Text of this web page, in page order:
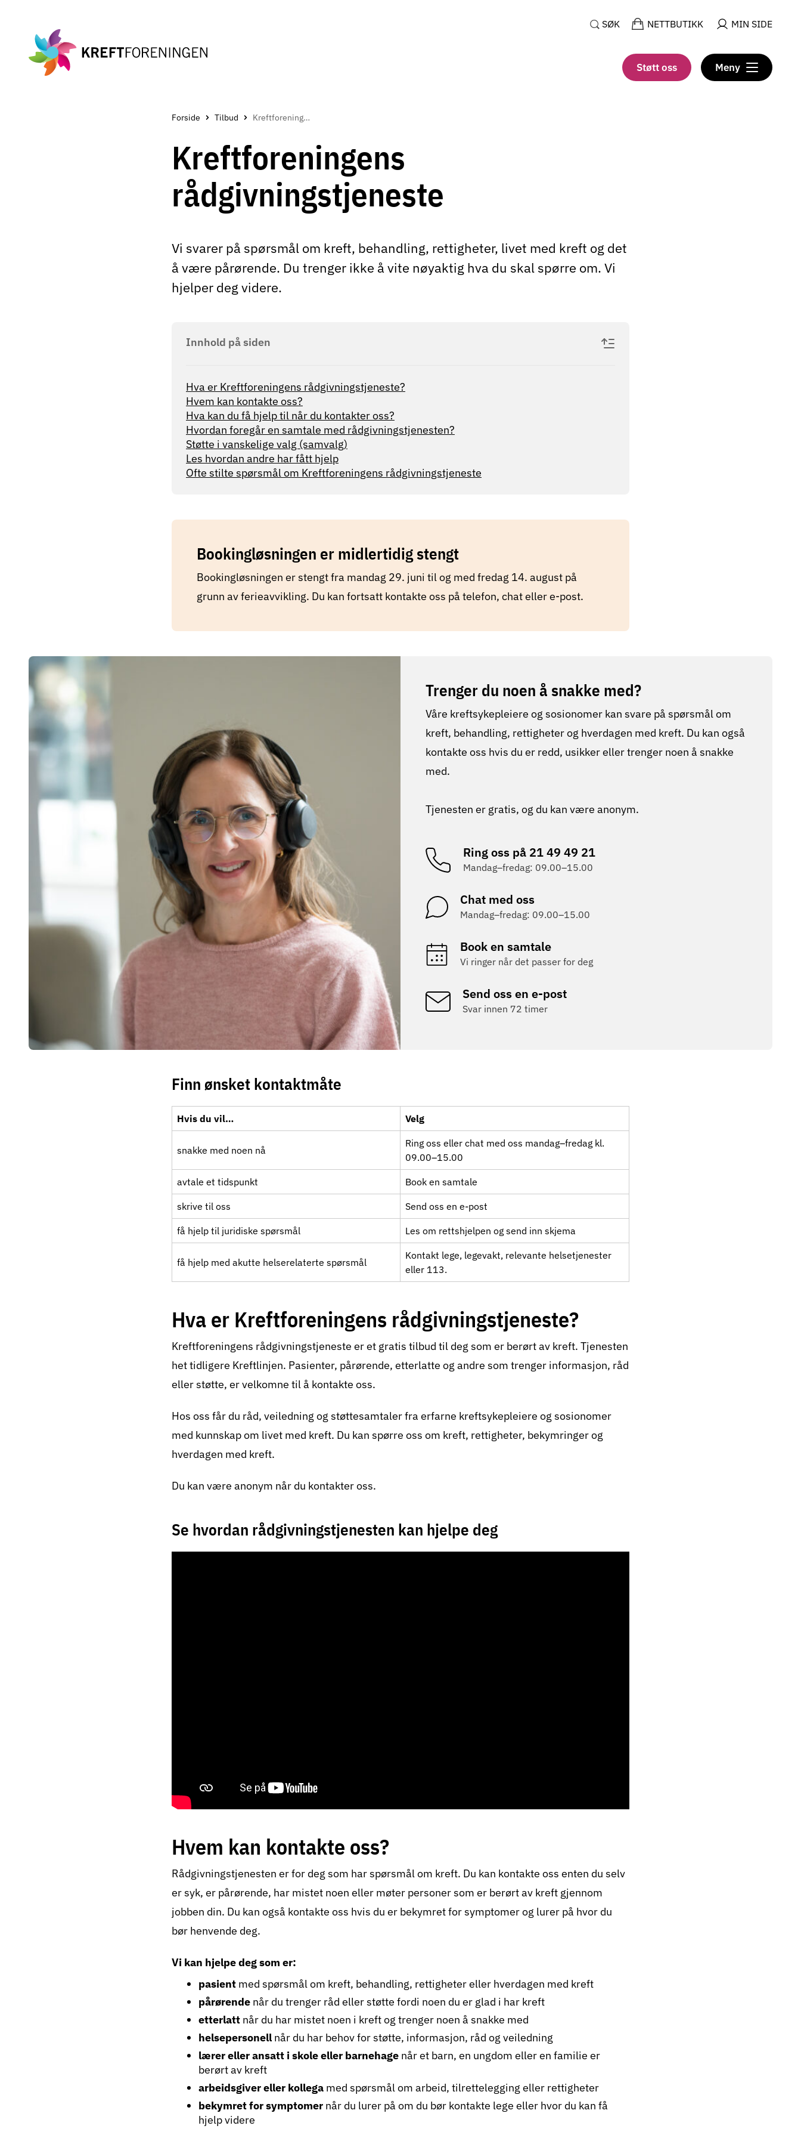
hovedinnholdet
SØK NETTBUTIKK MIN SIDE
Støtt oss Meny
Forside Tilbud Kreftforeningens rådgivningstjeneste
Kreftforeningens
rådgivningstjeneste
Vi svarer på spørsmål om kreft, behandling, rettigheter, livet med kreft og det
å være pårørende. Du trenger ikke å vite nøyaktig hva du skal spørre om. Vi
hjelper deg videre.
Innhold på siden
Hva er Kreftforeningens rådgivningstjeneste?
Hvem kan kontakte oss?
Hva kan du få hjelp til når du kontakter oss?
Hvordan foregår en samtale med rådgivningstjenesten?
Støtte i vanskelige valg (samvalg)
Les hvordan andre har fått hjelp
Ofte stilte spørsmål om Kreftforeningens rådgivningstjeneste
Bookingløsningen er midlertidig stengt
Bookingløsningen er stengt fra mandag 29. juni til og med fredag 14. august på
grunn av ferieavvikling. Du kan fortsatt kontakte oss på telefon, chat eller e-post.
Trenger du noen å snakke med?
Våre kreftsykepleiere og sosionomer kan svare på spørsmål om
kreft, behandling, rettigheter og hverdagen med kreft. Du kan også
kontakte oss hvis du er redd, usikker eller trenger noen å snakke
med.
Tjenesten er gratis, og du kan være anonym.
Ring oss på 21 49 49 21
Mandag–fredag: 09.00–15.00
Chat med oss
Mandag–fredag: 09.00–15.00
Book en samtale
Vi ringer når det passer for deg
Send oss en e-post
Svar innen 72 timer
Finn ønsket kontaktmåte
Hvis du vil… Velg
snakke med noen nå
Ring oss eller chat med oss mandag–fredag kl.
09.00–15.00
avtale et tidspunkt Book en samtale
skrive til oss Send oss en e-post
få hjelp til juridiske spørsmål Les om rettshjelpen og send inn skjema
få hjelp med akutte helserelaterte spørsmål
Kontakt lege, legevakt, relevante helsetjenester
eller 113.
Hva er Kreftforeningens rådgivningstjeneste?
Kreftforeningens rådgivningstjeneste er et gratis tilbud til deg som er berørt av kreft. Tjenesten
het tidligere Kreftlinjen. Pasienter, pårørende, etterlatte og andre som trenger informasjon, råd
eller støtte, er velkomne til å kontakte oss.
Hos oss får du råd, veiledning og støttesamtaler fra erfarne kreftsykepleiere og sosionomer
med kunnskap om livet med kreft. Du kan spørre oss om kreft, rettigheter, bekymringer og
hverdagen med kreft.
Du kan være anonym når du kontakter oss.
Se hvordan rådgivningstjenesten kan hjelpe deg
Hvem kan kontakte oss?
Rådgivningstjenesten er for deg som har spørsmål om kreft. Du kan kontakte oss enten du selv
er syk, er pårørende, har mistet noen eller møter personer som er berørt av kreft gjennom
jobben din. Du kan også kontakte oss hvis du er bekymret for symptomer og lurer på hvor du
bør henvende deg.
Vi kan hjelpe deg som er:
pasient med spørsmål om kreft, behandling, rettigheter eller hverdagen med kreft
pårørende når du trenger råd eller støtte fordi noen du er glad i har kreft
etterlatt når du har mistet noen i kreft og trenger noen å snakke med
helsepersonellnår du har behov for støtte, informasjon, råd og veiledning
lærer eller ansatt i skole eller barnehage når et barn, en ungdom eller en familie er
berørt av kreft
arbeidsgiver eller kollega med spørsmål om arbeid, tilrettelegging eller rettigheter
bekymret for symptomer når du lurer på om du bør kontakte lege eller hvor du kan få
hjelp videre